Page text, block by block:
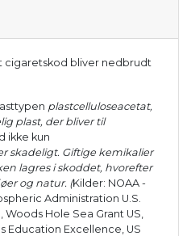
cigaretskod bliver nedbrudt
plastcelluloseacetat,
plast, der bliver til
ikke kun
skadeligt. Giftige kemikalier
lagres i skoddet, hvorefter
og natur. (Kilder: NOAA -
Administration U.S.
Hole Sea Grant US,
Education Excellence, US